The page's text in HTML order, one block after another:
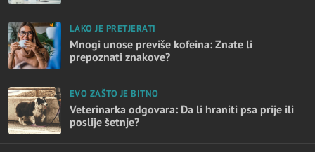
LAKO JE PRETJERATI
Mnogi unose previše kofeina: Znate li
prepoznati znakove?
EVO ZAŠTO JE BITNO
Veterinarka odgovara: Da li hraniti psa prije ili
poslije šetnje?